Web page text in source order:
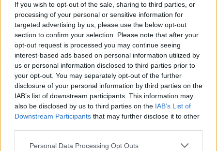
If you wish to opt-out of the sale, sharing to third parties, or
processing of your personal or sensitive information for
targeted advertising by us, please use the below opt-out
section to confirm your selection. Please note that after your
opt-out request is processed you may continue seeing
interest-based ads based on personal information utilized by
us or personal information disclosed to third parties prior to
your opt-out. You may separately opt-out of the further
disclosure of your personal information by third parties on the
IAB’s list of downstream participants. This information may
also be disclosed by us to third parties on the IAB’s List of
Downstream Participants that may further disclose it to other
Please note that this website/app uses one or more Google
Personal Data Processing Opt Outs
Meredeken nő az eladott